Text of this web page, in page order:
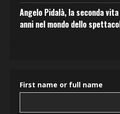
Angelo Pidalà, la seconda
anni nel mondo dello
First name or full name